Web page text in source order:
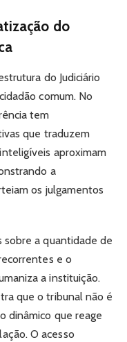
do
do Judiciário
comum. No
tem
que traduzem
aproximam
a
os julgamentos
a quantidade de
e o
a instituição.
que o tribunal não é
dinâmico que reage
O acesso